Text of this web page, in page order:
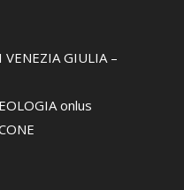
GIULIA –
onlus